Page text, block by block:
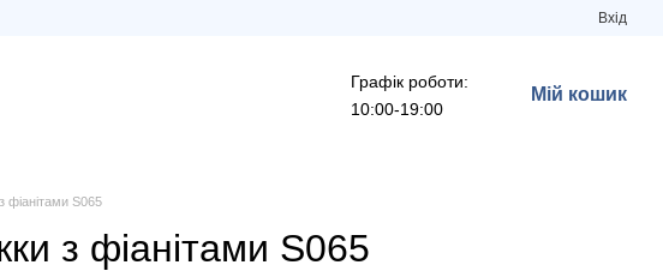
Вхід
Графік роботи:
10:00-19:00
Мій кошик
фіанітами S065
з фіанітами S065